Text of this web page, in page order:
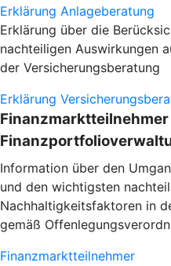
Erklärung Anlageberatung
Erklärung über die
nachteiligen Auswirkungen
der Versicherungsberatung
Erklärung
Information über den
und den wichtigsten
Nachhaltigkeitsfaktoren in
gemäß
Finanzmarktteilnehmer